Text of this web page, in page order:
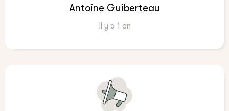
Antoine Guiberteau
Il y a 1 an